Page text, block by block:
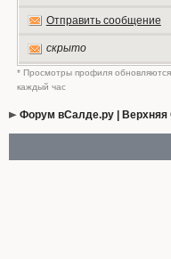
Отправить сообщение
скрыто
* Просмотры профиля обновляются
каждый час
Форум вСалде.ру |